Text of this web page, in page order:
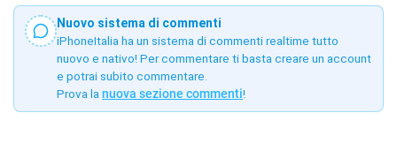
Nuovo sistema di commenti
iPhoneItalia ha un sistema di commenti realtime tutto
nuovo e nativo! Per commentare ti basta creare un account
e potrai subito commentare.
Prova la nuova sezione commenti!